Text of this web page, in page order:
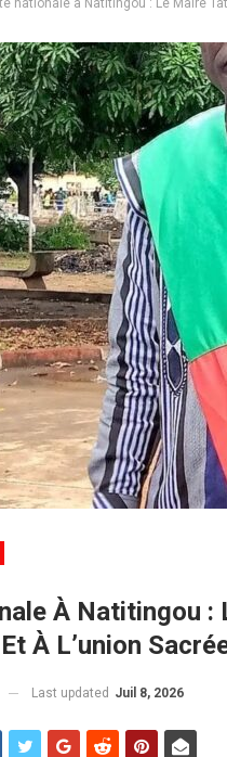
nationale à Natitingou : Le Maire
À Natitingou :
À L’union
Last updated Juil 8, 2026